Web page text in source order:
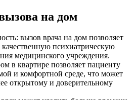
на дом
вызов врача на дом позволяет
психиатрическую
медицинского учреждения.
в квартире позволяет пациенту
и комфортной среде, что может
открытому и доверительному